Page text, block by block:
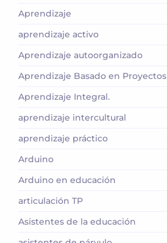
Aprendizaje
aprendizaje activo
Aprendizaje autoorganizado
Aprendizaje Basado en Proyectos
Aprendizaje Integral.
aprendizaje intercultural
aprendizaje práctico
Arduino
Arduino en educación
articulación TP
Asistentes de la educación